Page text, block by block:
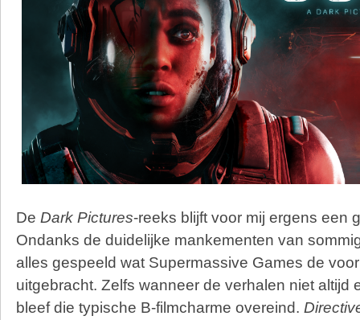
De Dark Pictures-reeks blijft voor mij ergens een
Ondanks de duidelijke mankementen van
alles gespeeld wat Supermassive Games de
uitgebracht. Zelfs wanneer de verhalen niet altijd
bleef die typische B-filmcharme overeind.